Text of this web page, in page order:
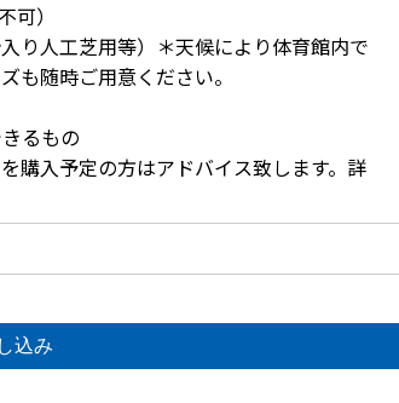
）
り人工芝用等）＊天候により体育館内で
も随時ご用意ください。
るもの
購入予定の方はアドバイス致します。詳